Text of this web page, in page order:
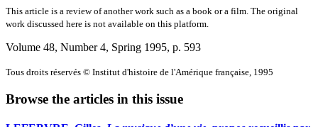
This article is a review of another work such as a book or a film. The original
work discussed here is not available on this platform.
Volume 48, Number 4, Spring 1995, p. 593
Tous droits réservés © Institut d'histoire de l'Amérique française, 1995
Browse the articles in this issue